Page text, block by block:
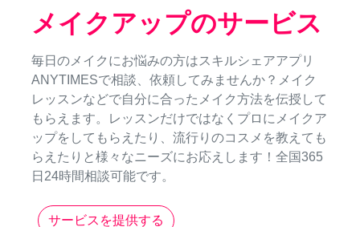
メイクアップのサービス
毎日のメイクにお悩みの方はスキルシェアアプリ
ANYTIMESで相談、依頼してみませんか？メイク
レッスンなどで自分に合ったメイク方法を伝授して
もらえます。レッスンだけではなくプロにメイクア
ップをしてもらえたり、流行りのコスメを教えても
らえたりと様々なニーズにお応えします！全国365
日24時間相談可能です。
サービスを提供する